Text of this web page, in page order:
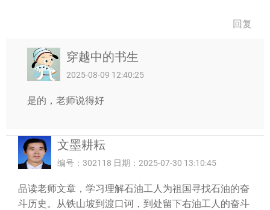
回复
穿越中的书生
2025-08-09 12:40:25
是的，老师说得好
文墨耕耘
编号：302118 日期：2025-07-30 13:10:45
品读老师文章，学习理解石油工人为祖国寻找石油的奋
斗历史。从铁山坡到渡口诃，到处留下右油工人的奋斗